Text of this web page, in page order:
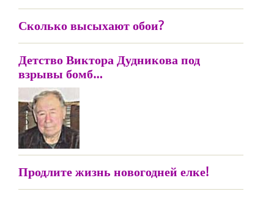
Сколько высыхают обои?
Детство Виктора Дудникова под
взрывы бомб…
Продлите жизнь новогодней елке!